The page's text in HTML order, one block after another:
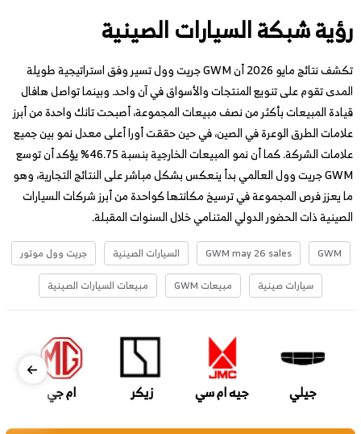
رؤية شبكة السيارات الصينية
تكشف نتائج مايو 2026 أن GWM جريت وول تسير وفق استراتيجية طويلة
المدى تقوم على تنويع المنتجات والأسواق في آن واحد. وبينما تواصل هافال
قيادة المبيعات بأكثر من نصف مبيعات المجموعة، أصبحت تانك واحدة من أبرز
علامات الطرق الوعرة في الصين، في حين حققت أورا أعلى معدل نمو بين جميع
علامات الشركة. كما أن نمو المبيعات الخارجية بنسبة 46.75% يؤكد أن توسع
GWM جريت وول العالمي بدأ ينعكس بشكل مباشر على النتائج التجارية، وهو
ما يعزز فرص المجموعة في ترسيخ مكانتها كواحدة من أبرز شركات السيارات
الصينية ذات الحضور الدولي المتنامي خلال السنوات المقبلة.
GWM
GWM may 26 sales السيارات الصينية
جريت وول موتور
سيارات صينية
مبيعات GWM مبيعات السيارات الصينية
جيلي جيه ام سي زيكر ام جي